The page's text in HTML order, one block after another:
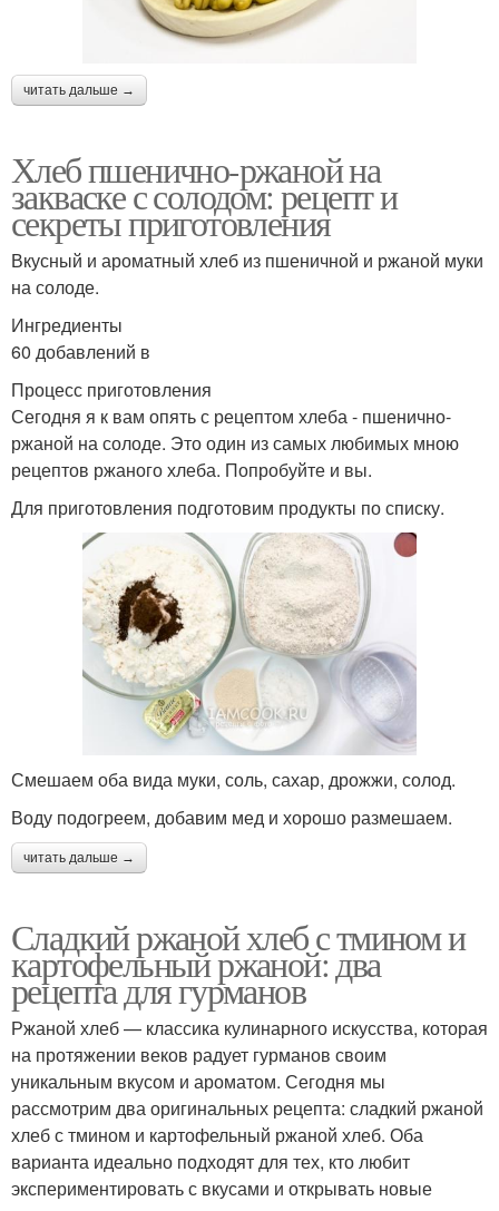
читать дальше →
Хлеб пшенично-ржаной на
закваске с солодом: рецепт и
секреты приготовления
Вкусный и ароматный хлеб из пшеничной и ржаной муки
на солоде.
Ингредиенты
60 добавлений в
Процесс приготовления
Сегодня я к вам опять с рецептом хлеба - пшенично-
ржаной на солоде. Это один из самых любимых мною
рецептов ржаного хлеба. Попробуйте и вы.
Для приготовления подготовим продукты по списку.
Смешаем оба вида муки, соль, сахар, дрожжи, солод.
Воду подогреем, добавим мед и хорошо размешаем.
читать дальше →
Сладкий ржаной хлеб с тмином и
картофельный ржаной: два
рецепта для гурманов
Ржаной хлеб — классика кулинарного искусства, которая
на протяжении веков радует гурманов своим
уникальным вкусом и ароматом. Сегодня мы
рассмотрим два оригинальных рецепта: сладкий ржаной
хлеб с тмином и картофельный ржаной хлеб. Оба
варианта идеально подходят для тех, кто любит
экспериментировать с вкусами и открывать новые